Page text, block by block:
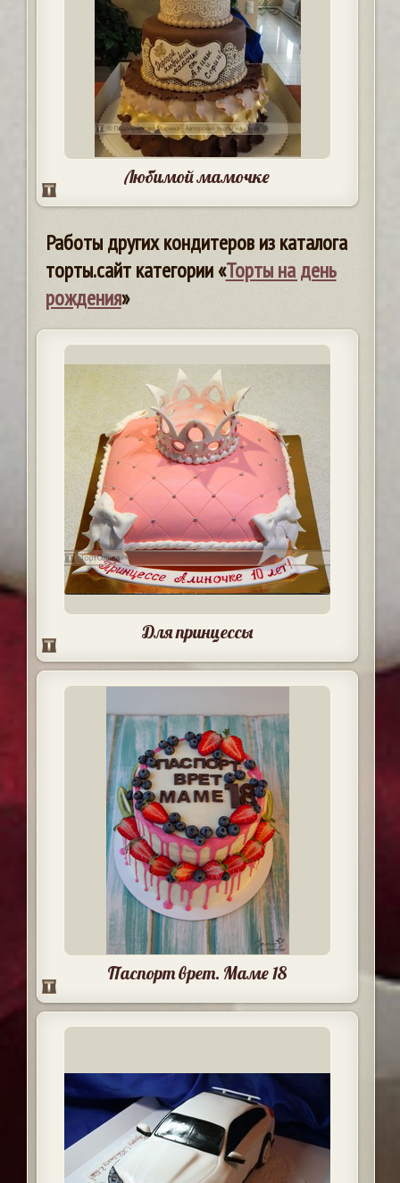
Любимой мамочке
Работы других кондитеров из каталога
торты.сайт категории «Торты на день
рождения»
Для принцессы
Паспорт врет. Маме 18